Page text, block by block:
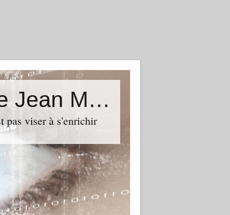
La vérité est ailleurs...Le blog de Jean Michel Béhar
pas viser à s'enrichir